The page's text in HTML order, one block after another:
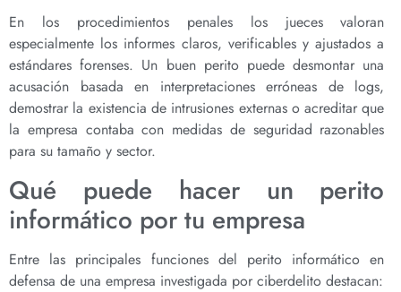
En los procedimientos penales los jueces valoran
especialmente los informes claros, verificables y ajustados a
estándares forenses. Un buen perito puede desmontar una
acusación basada en interpretaciones erróneas de logs,
demostrar la existencia de intrusiones externas o acreditar que
la empresa contaba con medidas de seguridad razonables
para su tamaño y sector.
Qué puede hacer un perito
informático por tu empresa
Entre las principales funciones del perito informático en
defensa de una empresa investigada por ciberdelito destacan: